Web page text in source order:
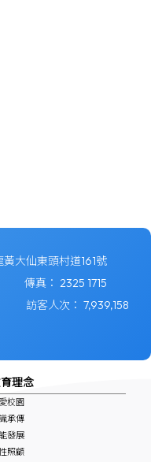
黃大仙東頭村道161號
傳真： 2325 1715
訪客人次： 7,939,158
理念
校園
承傳
發展
照顧